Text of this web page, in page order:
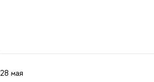
28 мая